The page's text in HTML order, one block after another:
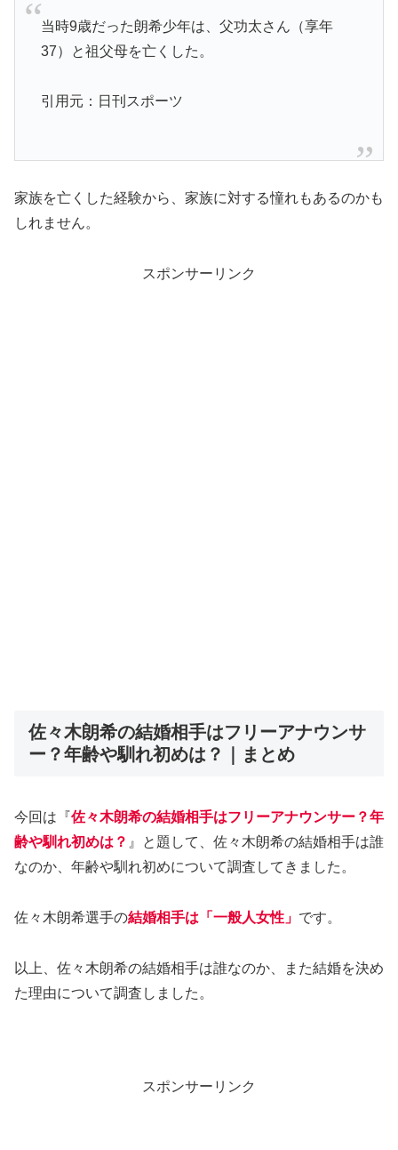
当時9歳だった朗希少年は、父功太さん（享年
37）と祖父母を亡くした。
引用元：日刊スポーツ
家族を亡くした経験から、家族に対する憧れもあるのかも
しれません。
スポンサーリンク
佐々木朗希の結婚相手はフリーアナウンサ
ー？年齢や馴れ初めは？｜まとめ
今回は『佐々木朗希の結婚相手はフリーアナウンサー？年
齢や馴れ初めは？ 』と題して、佐々木朗希の結婚相手は誰
なのか、年齢や馴れ初めについて調査してきました。
佐々木朗希選手の結婚相手は「一般人女性」 です。
以上、佐々木朗希の結婚相手は誰なのか、また結婚を決め
た理由について調査しました。
スポンサーリンク